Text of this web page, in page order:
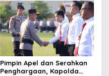
Pimpin Apel dan Serahkan
Penghargaan, Kapolda